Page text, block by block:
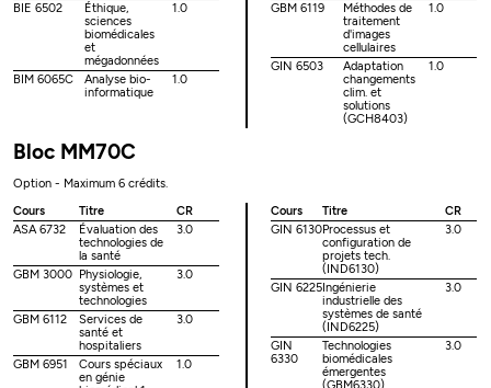
BIE 6502
Éthique,
sciences
biomédicales
et
mégadonnées
1.0
BIM 6065C
Analyse bio-
informatique
1.0
GBM 6119
Méthodes de
traitement
d'images
cellulaires
1.0
GIN 6503
Adaptation
changements
clim. et
solutions
(GCH8403)
1.0
Bloc MM70C
Option - Maximum 6 crédits.
Cours
Titre
CR
ASA 6732
Évaluation des
technologies de
la santé
3.0
GBM 3000
Physiologie,
systèmes et
technologies
3.0
GBM 6112
Services de
santé et
hospitaliers
3.0
GBM 6951
Cours spéciaux
en génie
1.0
Cours Titre
CR
GIN 6130Processus et
configuration de
projets tech.
(IND6130)
3.0
GIN 6225Ingénierie
industrielle des
systèmes de santé
(IND6225)
3.0
GIN
6330
Technologies
biomédicales
émergentes
3.0